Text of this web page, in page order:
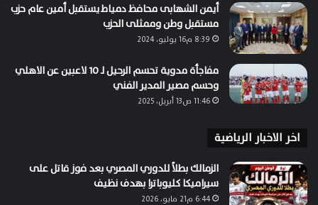
أيمن الشهابى محافظ دمياط يستقبل أمين عام حزب
مستقبل وطن وممثلى الحزب
8:39 م16 يوليو، 2024
مفاجأة مدوية تحسم الرحيل لـ 10 لاعبين عن الاهلي
وحسم مصير المدير الفني
11:46 ص13 أبريل، 2025
اخر الاخبار الرياضية
الزمالك بطلاً للدوري المصري بعد فوز قاتل على
سيراميكا كليوباترا بهدف نظيف
6:44 م21 مايو، 2026